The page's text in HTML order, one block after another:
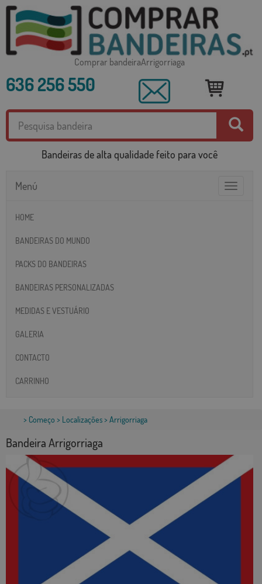
Comprar bandeiraArrigorriaga
636 256 550
Bandeiras de alta qualidade feito para você
Toggle
Menú
HOME
BANDEIRAS DO MUNDO
PACKS DO BANDEIRAS
BANDEIRAS PERSONALIZADAS
MEDIDAS E VESTUÁRIO
GALERIA
CONTACTO
CARRINHO
> Começo > Localizações> Arrigorriaga
Bandeira Arrigorriaga